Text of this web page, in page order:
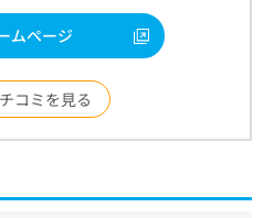
ムページ
コミを見る